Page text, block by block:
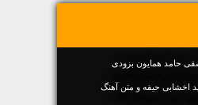
حامد همایون بزودی
اخشابی حیفه و متن آهنگ